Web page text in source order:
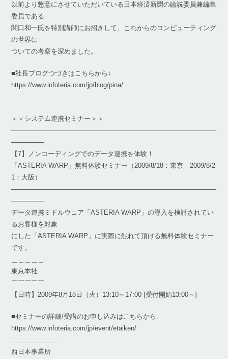
以前より懇意にさせていただいている日本経済新聞の論説委員兼編集
委員である
関口和一氏を特別講師にお招きして、これからのコンピューティング
の世界に
ついての考察を深めました。
■社長ブログつづきはこちらから↓
https://www.infoteria.com/jp/blog/pina/
＜＜システム連携セミナー＞＞
―――――――――――――――――――――――――――――――
―――――
【7】ノンコーディングでのデータ連携を体験！
「ASTERIA WARP」無料体験セミナー（2009/8/18：東京 2009/8/2
1：大阪）
―――――――――――――――――――――――――――――――
―――――
データ連携ミドルウェア「ASTERIA WARP」の導入を検討されてい
るお客様を対象
にした「ASTERIA WARP」に実際に触れて頂ける無料体験セミナー
です。
東京本社
￣￣￣￣￣
【日時】2009年8月18日（火）13:10～17:00 [受付開始13:00～]
■セミナーの詳細/受講のお申し込みはこちらから↓
https://www.infoteria.com/jp/event/etaiken/
西日本事業所